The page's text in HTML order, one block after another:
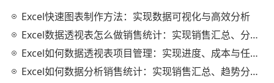
Excel快速图表制作方法：实现数据可视化与高效分析
Excel数据透视表怎么做销售统计：实现销售汇总、分析与动态监控
Excel如何数据透视表项目管理：实现进度、成本与任务的高效分析
Excel如何数据分析销售统计：实现销售汇总、趋势分析与业绩优化